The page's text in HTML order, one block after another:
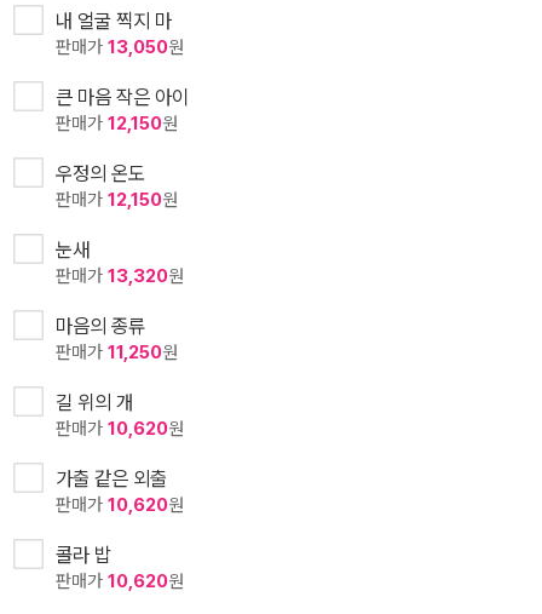
내 얼굴 찍지 마
판매가 13,050원
큰 마음 작은 아이
판매가 12,150원
우정의 온도
판매가 12,150원
눈새
판매가 13,320원
마음의 종류
판매가 11,250원
길 위의 개
판매가 10,620원
가출 같은 외출
판매가 10,620원
콜라 밥
판매가 10,620원